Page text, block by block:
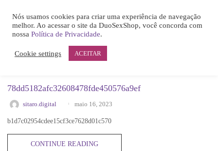
UNCATEGORIZED
LOGIN
78dd5182afc32608478fde450576a9ef
sitaro.digital maio 16, 2023
b1d7c02954cdee15cf3ce7628d01c570
CONTINUE READING
Nós usamos cookies para criar uma experiência de navegação
melhor. Ao acessar o site da DuoSexShop, você concorda com
nossa Política de Privacidade.
Cookie settings ACEITAR